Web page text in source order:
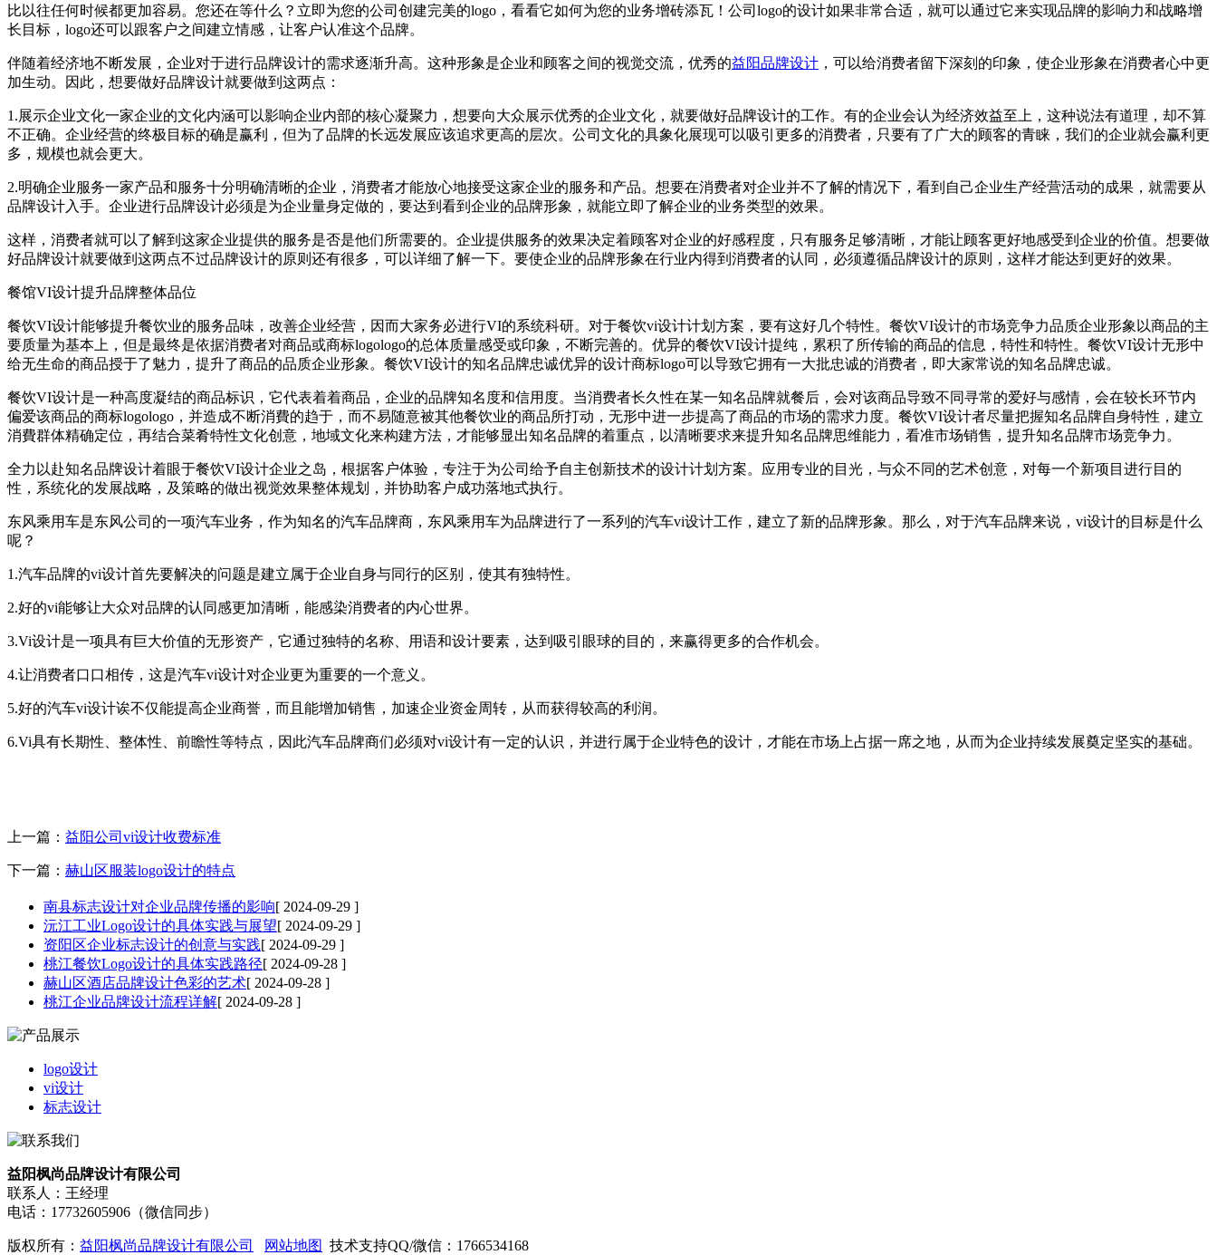
比以往任何时候都更加容易。您还在等什么？立即为您的公司创建完美的logo，看看它如何为您的业务增砖添瓦！公司logo的设计如果非常合适，就可以通过它来实现品牌的影响力和战略增
长目标，logo还可以跟客户之间建立情感，让客户认准这个品牌。
伴随着经济地不断发展，企业对于进行品牌设计的需求逐渐升高。这种形象是企业和顾客之间的视觉交流，优秀的益阳品牌设计 ，可以给消费者留下深刻的印象，使企业形象在消费者心中更
加生动。因此，想要做好品牌设计就要做到这两点：
1.展示企业文化一家企业的文化内涵可以影响企业内部的核心凝聚力，想要向大众展示优秀的企业文化，就要做好品牌设计的工作。有的企业会认为经济效益至上，这种说法有道理，却不算
不正确。企业经营的终极目标的确是赢利，但为了品牌的长远发展应该追求更高的层次。公司文化的具象化展现可以吸引更多的消费者，只要有了广大的顾客的青睐，我们的企业就会赢利更
多，规模也就会更大。
2.明确企业服务一家产品和服务十分明确清晰的企业，消费者才能放心地接受这家企业的服务和产品。想要在消费者对企业并不了解的情况下，看到自己企业生产经营活动的成果，就需要从
品牌设计入手。企业进行品牌设计必须是为企业量身定做的，要达到看到企业的品牌形象，就能立即了解企业的业务类型的效果。
这样，消费者就可以了解到这家企业提供的服务是否是他们所需要的。企业提供服务的效果决定着顾客对企业的好感程度，只有服务足够清晰，才能让顾客更好地感受到企业的价值。想要做
好品牌设计就要做到这两点不过品牌设计的原则还有很多，可以详细了解一下。要使企业的品牌形象在行业内得到消费者的认同，必须遵循品牌设计的原则，这样才能达到更好的效果。
餐馆VI设计提升品牌整体品位
餐饮VI设计能够提升餐饮业的服务品味，改善企业经营，因而大家务必进行VI的系统科研。对于餐饮vi设计计划方案，要有这好几个特性。餐饮VI设计的市场竞争力品质企业形象以商品的主
要质量为基本上，但是最终是依据消费者对商品或商标logologo的总体质量感受或印象，不断完善的。优异的餐饮VI设计提纯，累积了所传输的商品的信息，特性和特性。餐饮VI设计无形中
给无生命的商品授于了魅力，提升了商品的品质企业形象。餐饮VI设计的知名品牌忠诚优异的设计商标logo可以导致它拥有一大批忠诚的消费者，即大家常说的知名品牌忠诚。
餐饮VI设计是一种高度凝结的商品标识，它代表着着商品，企业的品牌知名度和信用度。当消费者长久性在某一知名品牌就餐后，会对该商品导致不同寻常的爱好与感情，会在较长环节内
偏爱该商品的商标logologo，并造成不断消費的趋于，而不易随意被其他餐饮业的商品所打动，无形中进一步提高了商品的市场的需求力度。餐饮VI设计者尽量把握知名品牌自身特性，建立
消費群体精确定位，再结合菜肴特性文化创意，地域文化来构建方法，才能够显出知名品牌的着重点，以清晰要求来提升知名品牌思维能力，看准市场销售，提升知名品牌市场竞争力。
全力以赴知名品牌设计着眼于餐饮VI设计企业之岛，根据客户体验，专注于为公司给予自主创新技术的设计计划方案。应用专业的目光，与众不同的艺术创意，对每一个新项目进行目的
性，系统化的发展战略，及策略的做出视觉效果整体规划，并协助客户成功落地式执行。
东风乘用车是东风公司的一项汽车业务，作为知名的汽车品牌商，东风乘用车为品牌进行了一系列的汽车vi设计工作，建立了新的品牌形象。那么，对于汽车品牌来说，vi设计的目标是什么
呢？
1.汽车品牌的vi设计首先要解决的问题是建立属于企业自身与同行的区别，使其有独特性。
2.好的vi能够让大众对品牌的认同感更加清晰，能感染消费者的内心世界。
3.Vi设计是一项具有巨大价值的无形资产，它通过独特的名称、用语和设计要素，达到吸引眼球的目的，来赢得更多的合作机会。
4.让消费者口口相传，这是汽车vi设计对企业更为重要的一个意义。
5.好的汽车vi设计诶不仅能提高企业商誉，而且能增加销售，加速企业资金周转，从而获得较高的利润。
6.Vi具有长期性、整体性、前瞻性等特点，因此汽车品牌商们必须对vi设计有一定的认识，并进行属于企业特色的设计，才能在市场上占据一席之地，从而为企业持续发展奠定坚实的基础。
上一篇： 益阳公司vi设计收费标准
下一篇： 赫山区服装logo设计的特点
南县标志设计对企业品牌传播的影响[ 2024-09-29 ]
沅江工业Logo设计的具体实践与展望[ 2024-09-29 ]
资阳区企业标志设计的创意与实践[ 2024-09-29 ]
桃江餐饮Logo设计的具体实践路径[ 2024-09-28 ]
‌赫山区酒店品牌设计‌色彩的艺术[ 2024-09-28 ]
桃江企业品牌设计流程详解[ 2024-09-28 ]
logo设计
vi设计
标志设计
益阳枫尚品牌设计有限公司
联系人：王经理
电话：17732605906（微信同步）
版权所有： 益阳枫尚品牌设计有限公司 网站地图 技术支持QQ/微信：1766534168